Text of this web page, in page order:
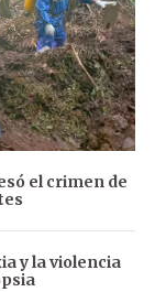
el crimen de
y la violencia